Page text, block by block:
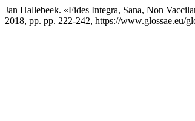
Jan Hallebeek. «Fides Integra, Sana, Non
2018, pp. pp. 222-242, https://www.glossae.eu/